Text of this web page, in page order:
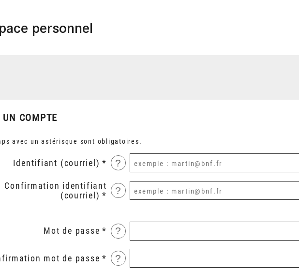
personnel
UN COMPTE
avec un astérisque sont obligatoires.
Identifiant (courriel) ?
Confirmation identifiant
(courriel)
?
Mot de passe ?
mot de passe ?